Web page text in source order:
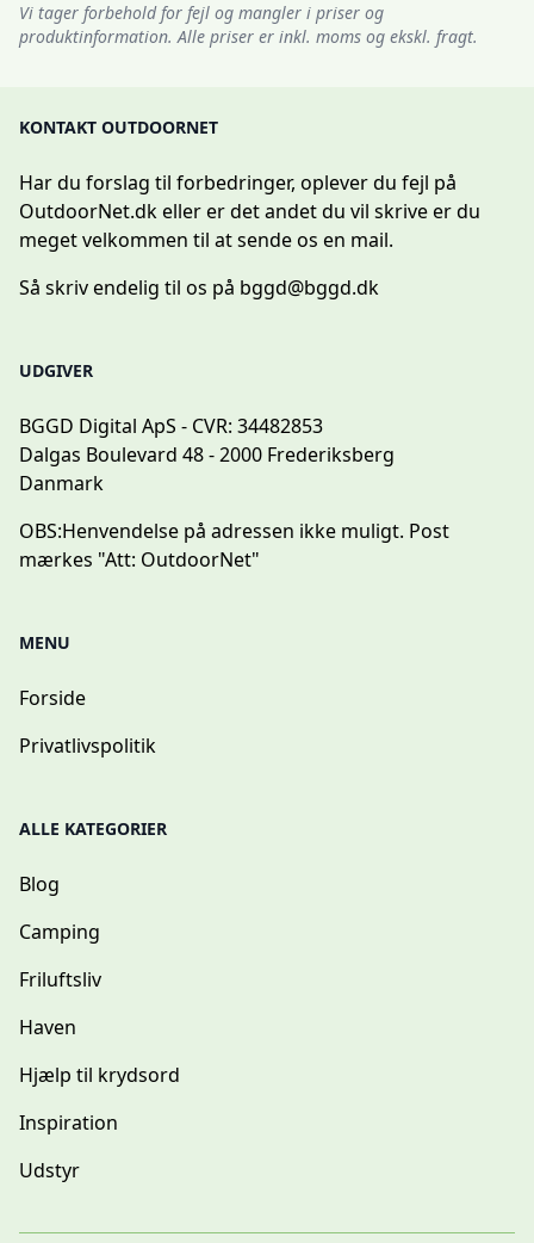
Vi tager forbehold for fejl og mangler i priser og
produktinformation. Alle priser er inkl. moms og ekskl. fragt.
KONTAKT OUTDOORNET
Har du forslag til forbedringer, oplever du fejl på
OutdoorNet.dk eller er det andet du vil skrive er du
meget velkommen til at sende os en mail.
Så skriv endelig til os på bggd@bggd.dk
UDGIVER
BGGD Digital ApS - CVR: 34482853
Dalgas Boulevard 48 - 2000 Frederiksberg
Danmark
OBS:Henvendelse på adressen ikke muligt. Post
mærkes "Att: OutdoorNet"
MENU
Forside
Privatlivspolitik
ALLE KATEGORIER
Blog
Camping
Friluftsliv
Haven
Hjælp til krydsord
Inspiration
Udstyr